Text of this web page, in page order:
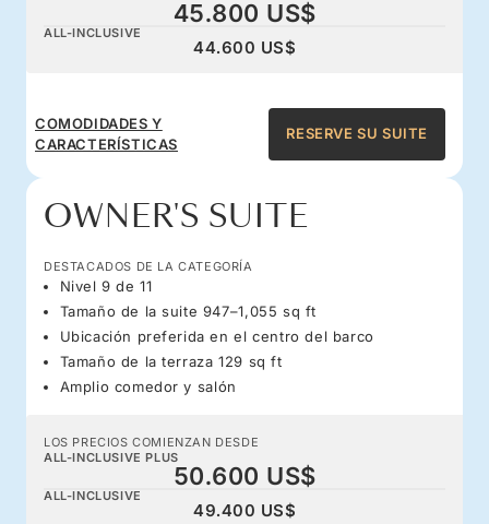
45.800 US$
ALL-INCLUSIVE
44.600 US$
COMODIDADES Y
CARACTERÍSTICAS
RESERVE SU SUITE
OWNER'S SUITE
DESTACADOS DE LA CATEGORÍA
Nivel 9 de 11
Tamaño de la suite 947–1,055 sq ft
Ubicación preferida en el centro del barco
Tamaño de la terraza 129 sq ft
Amplio comedor y salón
LOS PRECIOS COMIENZAN DESDE
ALL-INCLUSIVE PLUS
50.600 US$
ALL-INCLUSIVE
49.400 US$